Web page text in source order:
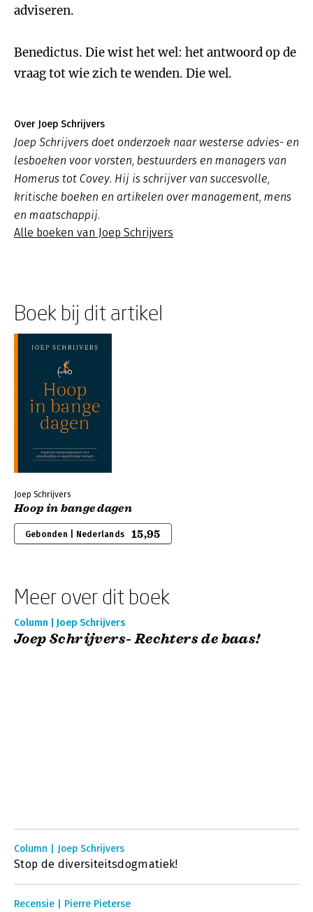
adviseren.
Benedictus. Die wist het wel: het antwoord op de
vraag tot wie zich te wenden. Die wel.
Over Joep Schrijvers
Joep Schrijvers doet onderzoek naar westerse advies- en
lesboeken voor vorsten, bestuurders en managers van
Homerus tot Covey. Hij is schrijver van succesvolle,
kritische boeken en artikelen over management, mens
en maatschappij.
Alle boeken van Joep Schrijvers
Boek bij dit artikel
Joep Schrijvers
Hoop in bange dagen
Gebonden | Nederlands 15,95
Meer over dit boek
Column | Joep Schrijvers
Joep Schrijvers- Rechters de baas!
Column | Joep Schrijvers
Stop de diversiteitsdogmatiek!
Recensie | Pierre Pieterse